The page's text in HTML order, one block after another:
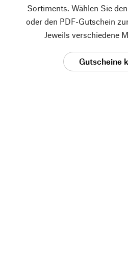
Sortiments. Wählen Sie
oder den PDF-Gutschein
Jeweils verschiedene
Gutscheine